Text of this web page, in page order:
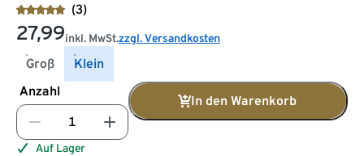
(3)
27,99inkl. MwSt.zzgl. Versandkosten
Groß
Klein
Anzahl
In den Warenkorb
Auf Lager